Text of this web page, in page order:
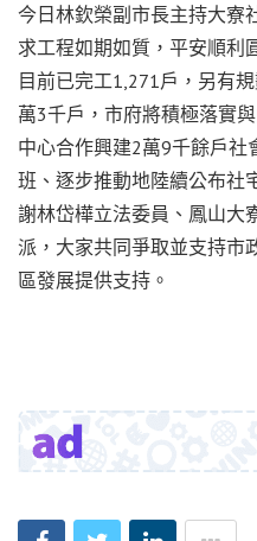
今日林欽榮副市長主持大寮
求工程如期如質，平安順利
目前已完工1,271戶，另有
萬3千戶，市府將積極落實
中心合作興建2萬9千餘戶
班、逐步推動地陸續公布社
謝林岱樺立法委員、鳳山大
派，大家共同爭取並支持市
區發展提供支持。